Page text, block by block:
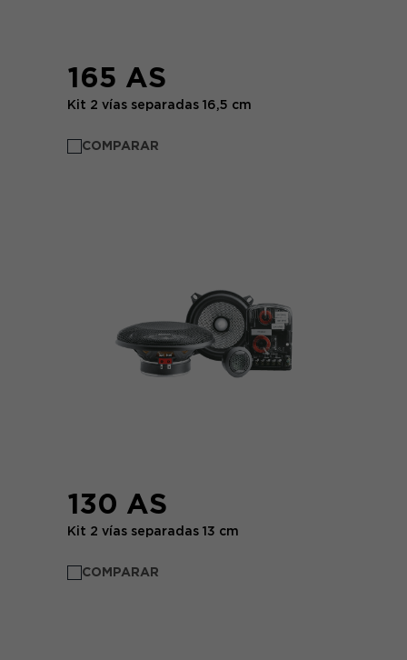
165 AS
Kit 2 vías separadas 16,5 cm
COMPARAR
130 AS
Kit 2 vías separadas 13 cm
COMPARAR